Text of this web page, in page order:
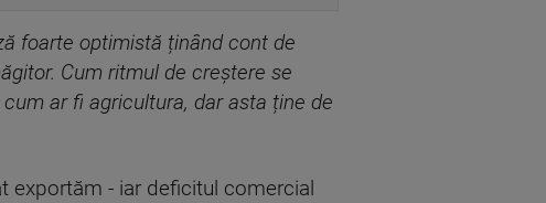
foarte optimistă ținând cont de
Cum ritmul de creștere se
ar fi agricultura, dar asta ține de
exportăm - iar deficitul comercial